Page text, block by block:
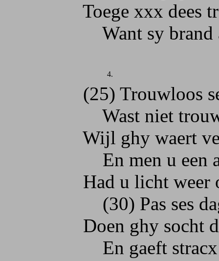
Toege xxx dees
Want sy brand als
4.
(25) Trouwloos
Wast niet
Wijl ghy waert
En men u een aer
Had u licht weer
(30) Pas ses
Doen ghy socht de
En gaeft stracx